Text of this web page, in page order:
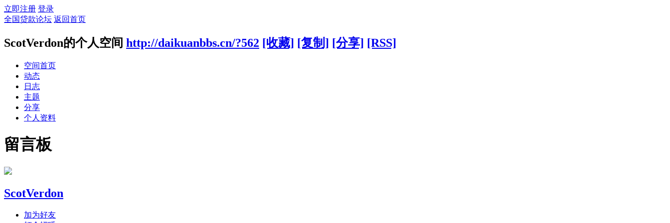
立即注册 登录
全国贷款论坛 返回首页
ScotVerdon的个人空间 http://daikuanbbs.cn/?562 [收藏] [复制] [分享] [RSS]
空间首页
动态
日志
主题
分享
个人资料
留言板
ScotVerdon
加为好友